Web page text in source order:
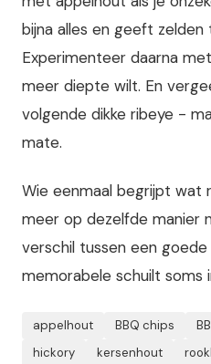
bijna alles en geeft zelden
Experimenteer daarna
meer diepte wilt. En
volgende dikke ribeye -
mate.
Wie eenmaal begrijpt wat
meer op dezelfde manier
verschil tussen een
memorabele schuilt soms
appelhout BBQ chips
hickory
kersenhout